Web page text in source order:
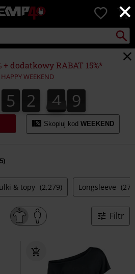
×
EMP
Merch
Fanów:
Muzyki,
Filmów,
Seriali
Gier
-
Moda
Alternatywna.
0
Szukaj
+ dodatkowy RABAT 15%*
HAPPY WEEKEND
5
5 2
2 4
5
4 7
8
7
9
8
Skopiuj kod WEEKEND
& topy (2,279) Longsleeve
Filtr